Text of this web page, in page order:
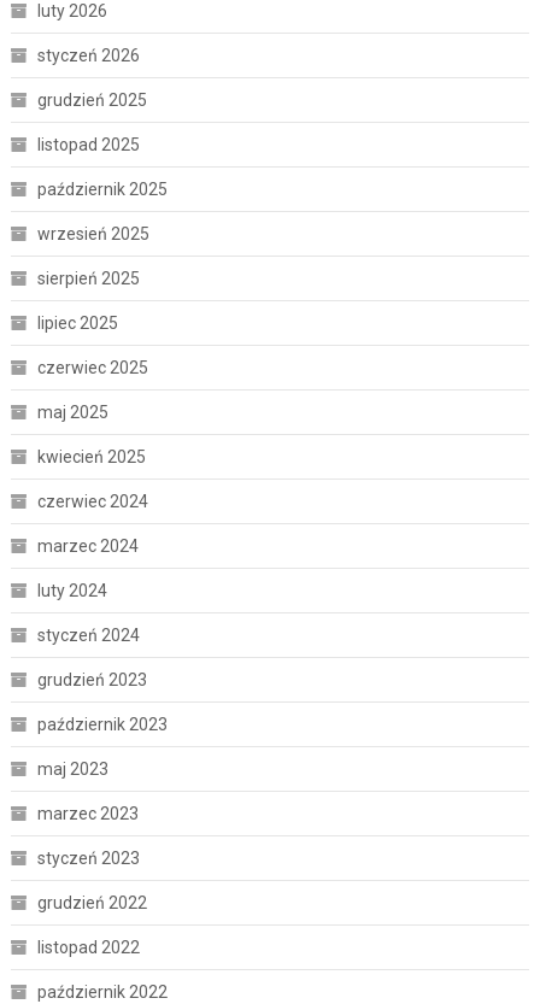
luty 2026
styczeń 2026
grudzień 2025
listopad 2025
październik 2025
wrzesień 2025
sierpień 2025
lipiec 2025
czerwiec 2025
maj 2025
kwiecień 2025
czerwiec 2024
marzec 2024
luty 2024
styczeń 2024
grudzień 2023
październik 2023
maj 2023
marzec 2023
styczeń 2023
grudzień 2022
listopad 2022
październik 2022